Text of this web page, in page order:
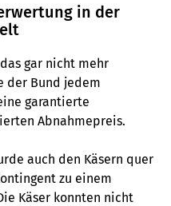
in der
gar nicht mehr
der Bund jedem
garantierte
Abnahmepreis.
auch den Käsern quer
zu einem
Käser konnten nicht